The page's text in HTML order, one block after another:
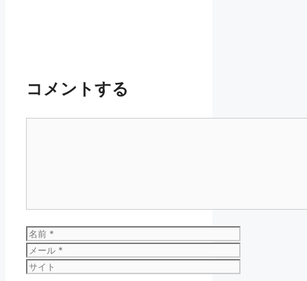
コメントする
名
前
メ
ー
サ